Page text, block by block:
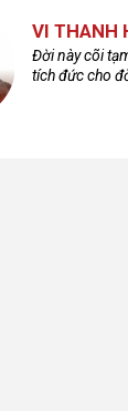
VI THANH
Đời này cõi
tích đức cho